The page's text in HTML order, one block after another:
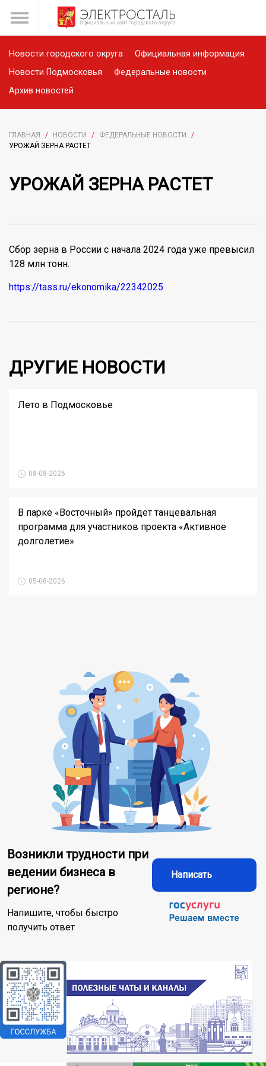
Новости городского округа
Официальная информация
Новости Подмосковья
Федеральные новости
Архив новостей
ГЛАВНАЯ / НОВОСТИ / ФЕДЕРАЛЬНЫЕ НОВОСТИ
/
УРОЖАЙ ЗЕРНА РАСТЕТ
УРОЖАЙ ЗЕРНА РАСТЕТ
Сбор зерна в России с начала 2024 года уже превысил
128 млн тонн.
https://tass.ru/ekonomika/22342025
ДРУГИЕ НОВОСТИ
Лето в Подмосковье
08-08-2026
В парке «Восточный» пройдет танцевальная
программа для участников проекта «Активное
долголетие»
05-08-2026
Возникли трудности при
ведении бизнеса в
регионе?
Напишите, чтобы быстро
получить ответ
Написать